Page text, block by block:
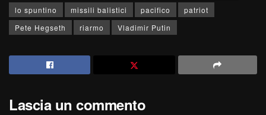
lo spuntino
missili balistici pacifico
patriot
Pete Hegseth
riarmo Vladimir Putin
Lascia un commento